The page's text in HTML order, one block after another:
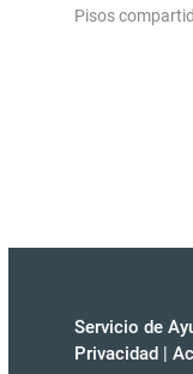
Pisos
Servicio de
Privacidad |